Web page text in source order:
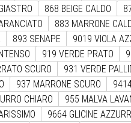
868 BEIGE CALDO
883 MARRONE
893 SENAPE 9019 VIOLA
919 VERDE PRATO
SCURO
931 VERDE
937 MARRONE SCURO
CHIARO
955 MALVA
9664 GLICINE